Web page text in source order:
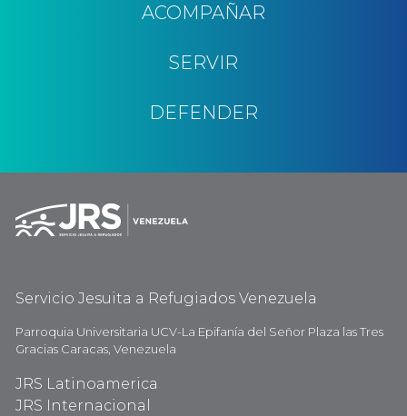
ACOMPAÑAR
SERVIR
DEFENDER
Servicio Jesuita a Refugiados Venezuela
Parroquia Universitaria UCV-La Epifanía del Señor Plaza las Tres
Gracias Caracas, Venezuela
JRS Latinoamerica
JRS Internacional